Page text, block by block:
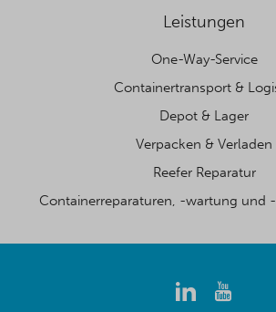
Leistungen
One-Way-Service
Containertransport &
Depot & Lager
Verpacken & Verladen
Reefer Reparatur
Containerreparaturen, -wartung und